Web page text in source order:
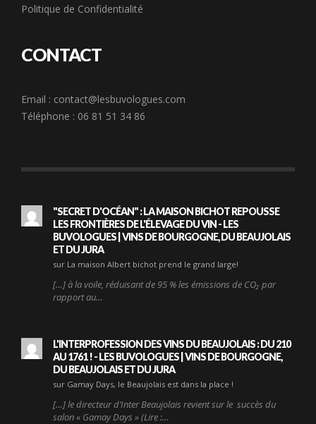
Politique de Confidentialité
CONTACT
Email : contact@lesbuvologues.com
Téléphone : 06 81 51 34 86
"SECRET D'OCÉAN" : LA MAISON BICHOT REPOUSSE
LES FRONTIÈRES DE L'ÉLEVAGE DU VIN - LES
BUVOLOGUES | VINS DE BOURGOGNE, DU BEAUJOLAIS
ET DU JURA
sur La maison Albert bichot prend le grand large!
[…] à la voile, réduisant de 95 % les émissions de CO₂ par
rapport au…
L'INTERPROFESSION DES VINS DU BEAUJOLAIS : DU 210
AU 1761 ! - LES BUVOLOGUES | VINS DE BOURGOGNE,
DU BEAUJOLAIS ET DU JURA
sur Gamay Days, le Beaujolais est dans la place !
[…] le directeur d’Inter Beaujolais revient sur le succès du
salon « Gamay Days » (Lire :…